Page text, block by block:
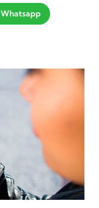
Whatsapp